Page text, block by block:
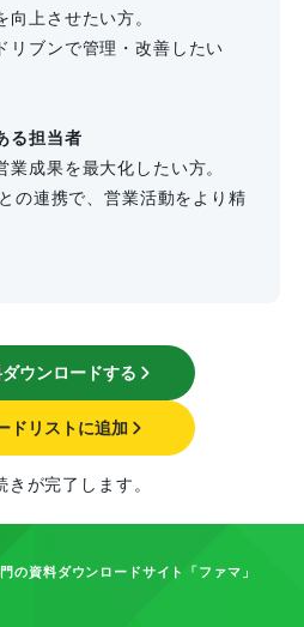
上させたい方。
ブンで管理・改善したい
る担当者
成果を最大化したい方。
の連携で、営業活動をより精
ウンロードする
ドリストに追加
きが完了します。
の資料ダウンロードサイト「ファマ」